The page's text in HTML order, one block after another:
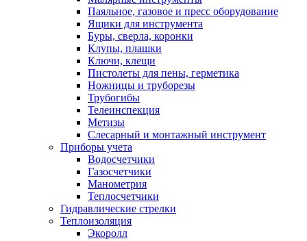
Паяльное, газовое и пресс оборудование
Ящики для инструмента
Буры, сверла, коронки
Клупы, плашки
Ключи, клещи
Пистолеты для пены, герметика
Ножницы и труборезы
Трубогибы
Телеинспекция
Метизы
Слесарный и монтажный инструмент
Приборы учета
Водосчетчики
Газосчетчики
Манометрия
Теплосчетчики
Гидравлические стрелки
Теплоизоляция
Экоролл